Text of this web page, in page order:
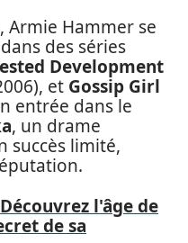
Armie Hammer se
des séries
Development
et Gossip Girl
entrée dans le
, un drame
succès limité,
Découvrez l'âge de
de sa